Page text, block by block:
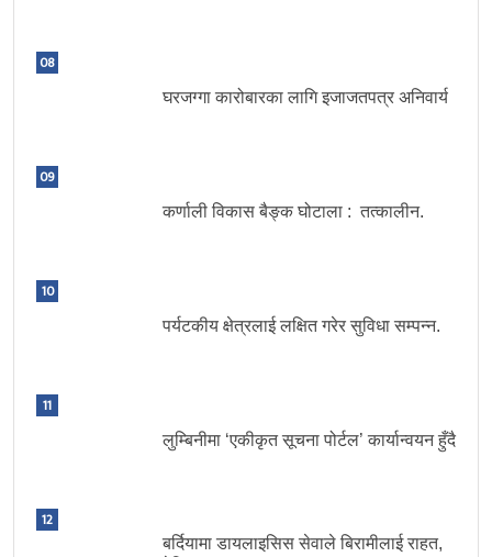
08
घरजग्गा कारोबारका लागि इजाजतपत्र अनिवार्य
09
कर्णाली विकास बैङ्क घोटाला : तत्कालीन.
10
पर्यटकीय क्षेत्रलाई लक्षित गरेर सुविधा सम्पन्न.
11
लुम्बिनीमा ‘एकीकृत सूचना पोर्टल’ कार्यान्वयन हुँदै
12
बर्दियामा डायलाइसिस सेवाले बिरामीलाई राहत,